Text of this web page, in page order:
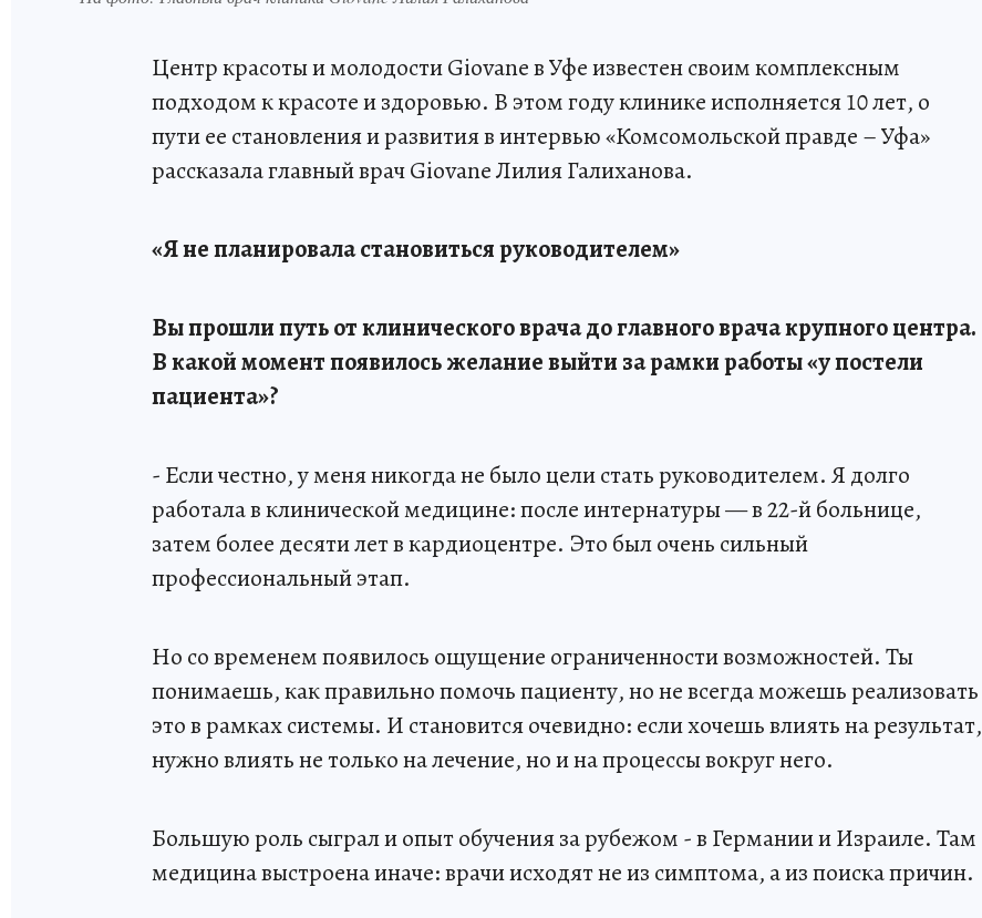
Центр красоты и молодости Giovane в Уфе известен своим комплексным
подходом к красоте и здоровью. В этом году клинике исполняется 10 лет, о
пути ее становления и развития в интервью «Комсомольской правде – Уфа»
рассказала главный врач Giovane Лилия Галиханова.
«Я не планировала становиться руководителем»
Вы прошли путь от клинического врача до главного врача крупного центра.
В какой момент появилось желание выйти за рамки работы «у постели
пациента»?
- Если честно, у меня никогда не было цели стать руководителем. Я долго
работала в клинической медицине: после интернатуры — в 22-й больнице,
затем более десяти лет в кардиоцентре. Это был очень сильный
профессиональный этап.
Но со временем появилось ощущение ограниченности возможностей. Ты
понимаешь, как правильно помочь пациенту, но не всегда можешь реализовать
это в рамках системы. И становится очевидно: если хочешь влиять на результат,
нужно влиять не только на лечение, но и на процессы вокруг него.
Большую роль сыграл и опыт обучения за рубежом - в Германии и Израиле. Там
медицина выстроена иначе: врачи исходят не из симптома, а из поиска причин.